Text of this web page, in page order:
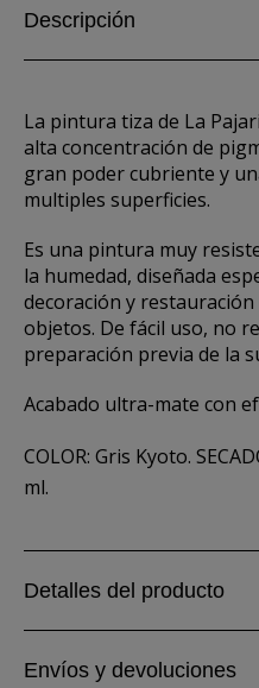
Descripción
La pintura tiza de La
alta concentración de
gran poder cubriente y
multiples superficies.
Es una pintura muy
la humedad, diseñada
decoración y
objetos. De fácil uso, no
preparación previa de la
Acabado ultra-mate con
COLOR: Gris Kyoto.
ml.
Detalles del producto
Envíos y devoluciones